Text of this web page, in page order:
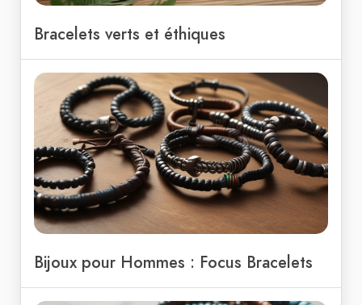
Bracelets verts et éthiques
Bijoux pour Hommes : Focus Bracelets